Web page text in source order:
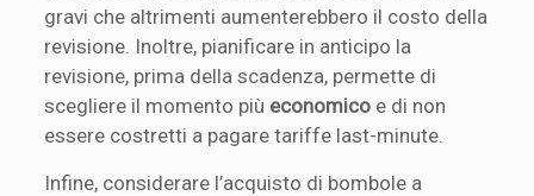
gravi che altrimenti aumenterebbero il costo della
revisione. Inoltre, pianificare in anticipo la
revisione, prima della scadenza, permette di
scegliere il momento più economico e di non
essere costretti a pagare tariffe last-minute.
Infine, considerare l’acquisto di bombole a